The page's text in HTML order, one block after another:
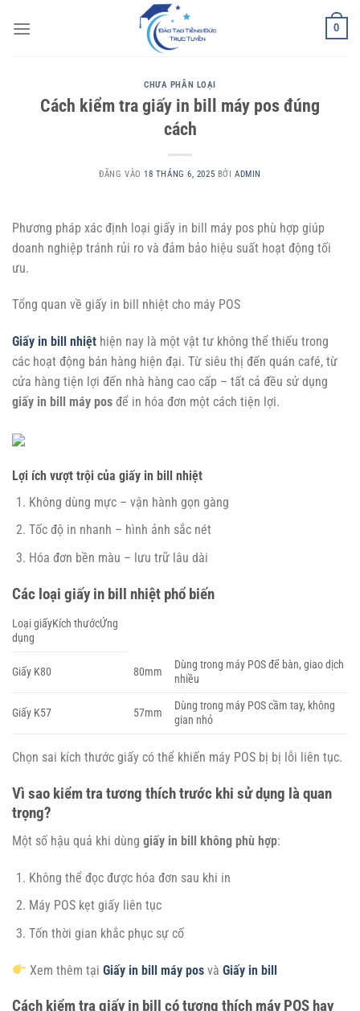
qua
0
CHƯA PHÂN LOẠI
Cách kiểm tra giấy in bill máy pos đúng
cách
ĐĂNG VÀO18 THÁNG 6, 2025 BỞI ADMIN
Phương pháp xác định loại giấy in bill máy pos phù hợp giúp
doanh nghiệp tránh rủi ro và đảm bảo hiệu suất hoạt động tối
ưu.
Tổng quan về giấy in bill nhiệt cho máy POS
Giấy in bill nhiệt hiện nay là một vật tư không thể thiếu trong
các hoạt động bán hàng hiện đại. Từ siêu thị đến quán café, từ
cửa hàng tiện lợi đến nhà hàng cao cấp – tất cả đều sử dụng
giấy in bill máy pos để in hóa đơn một cách tiện lợi.
Lợi ích vượt trội của giấy in bill nhiệt
Không dùng mực – vận hành gọn gàng
Tốc độ in nhanh – hình ảnh sắc nét
Hóa đơn bền màu – lưu trữ lâu dài
Các loại giấy in bill nhiệt phổ biến
Loại giấyKích thướcỨng
dụng
Giấy K80 80mm
Dùng trong máy POS để bàn, giao dịch
nhiều
Giấy K57 57mm
Dùng trong máy POS cầm tay, không
gian nhỏ
Chọn sai kích thước giấy có thể khiến máy POS bị bị lỗi liên tục.
Vì sao kiểm tra tương thích trước khi sử dụng là quan
trọng?
Một số hậu quả khi dùng giấy in bill không phù hợp:
Không thể đọc được hóa đơn sau khi in
Máy POS kẹt giấy liên tục
Tốn thời gian khắc phục sự cố
Xem thêm tạiGiấy in bill máy pos vàGiấy in bill
Cách kiểm tra giấy in bill có tương thích máy POS hay